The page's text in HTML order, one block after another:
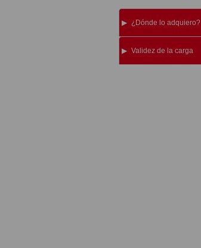
¿Dónde lo adquiero?
Validez de la carga